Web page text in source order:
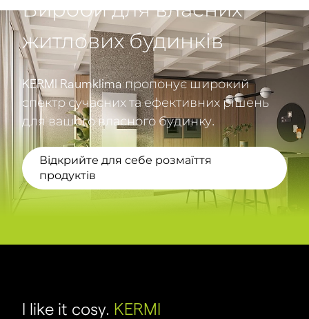
Вироби для власних
житлових будинків
KERMI Raumklima пропонує широкий
спектр сучасних та ефективних рішень
для вашого власного будинку.
Відкрийте для себе розмаїття
продуктів
I like it cosy. KERMI